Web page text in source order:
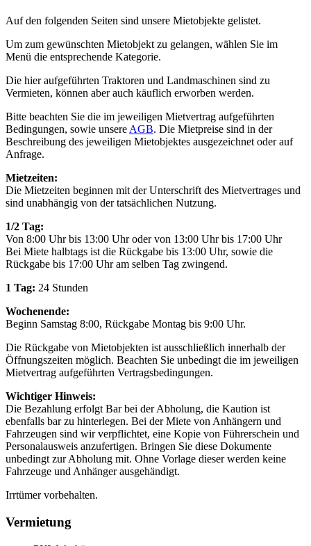
Auf den folgenden Seiten sind unsere Mietobjekte gelistet.
Um zum gewünschten Mietobjekt zu gelangen, wählen Sie im
Menü die entsprechende Kategorie.
Die hier aufgeführten Traktoren und Landmaschinen sind zu
Vermieten, können aber auch käuflich erworben werden.
Bitte beachten Sie die im jeweiligen Mietvertrag aufgeführten
Bedingungen, sowie unsere AGB. Die Mietpreise sind in der
Beschreibung des jeweiligen Mietobjektes ausgezeichnet oder auf
Anfrage.
Mietzeiten:
Die Mietzeiten beginnen mit der Unterschrift des Mietvertrages und
sind unabhängig von der tatsächlichen Nutzung.
1/2 Tag:
Von 8:00 Uhr bis 13:00 Uhr oder von 13:00 Uhr bis 17:00 Uhr
Bei Miete halbtags ist die Rückgabe bis 13:00 Uhr, sowie die
Rückgabe bis 17:00 Uhr am selben Tag zwingend.
1 Tag: 24 Stunden
Wochenende:
Beginn Samstag 8:00, Rückgabe Montag bis 9:00 Uhr.
Die Rückgabe von Mietobjekten ist ausschließlich innerhalb der
Öffnungszeiten möglich. Beachten Sie unbedingt die im jeweiligen
Mietvertrag aufgeführten Vertragsbedingungen.
Wichtiger Hinweis:
Die Bezahlung erfolgt Bar bei der Abholung, die Kaution ist
ebenfalls bar zu hinterlegen. Bei der Miete von Anhängern und
Fahrzeugen sind wir verpflichtet, eine Kopie von Führerschein und
Personalausweis anzufertigen. Bringen Sie diese Dokumente
unbedingt zur Abholung mit. Ohne Vorlage dieser werden keine
Fahrzeuge und Anhänger ausgehändigt.
Irrtümer vorbehalten.
Vermietung